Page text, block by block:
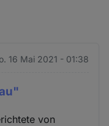
16 Mai 2021 - 01:38
von